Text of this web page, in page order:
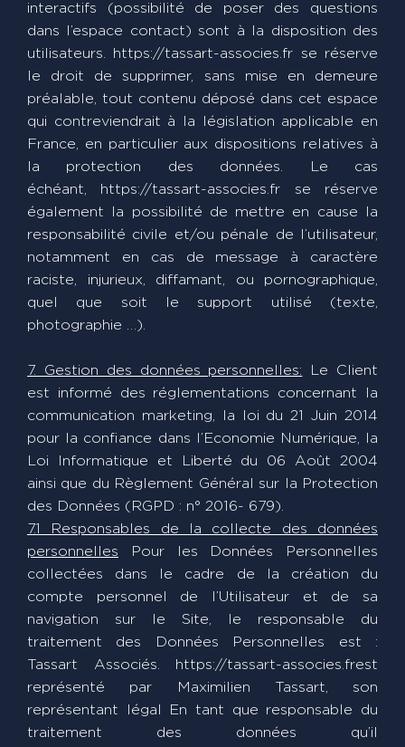
interactifs (possibilité de poser des questions
dans l’espace contact) sont à la disposition des
utilisateurs. https://tassart-associes.fr se réserve
le droit de supprimer, sans mise en demeure
préalable, tout contenu déposé dans cet espace
qui contreviendrait à la législation applicable en
France, en particulier aux dispositions relatives à
la protection des données. Le cas
échéant, https://tassart-associes.fr se réserve
également la possibilité de mettre en cause la
responsabilité civile et/ou pénale de l’utilisateur,
notamment en cas de message à caractère
raciste, injurieux, diffamant, ou pornographique,
quel que soit le support utilisé (texte,
photographie …).
7. Gestion des données personnelles: Le Client
est informé des réglementations concernant la
communication marketing, la loi du 21 Juin 2014
pour la confiance dans l’Economie Numérique, la
Loi Informatique et Liberté du 06 Août 2004
ainsi que du Règlement Général sur la Protection
des Données (RGPD : n° 2016- 679).
7.1 Responsables de la collecte des données
personnelles Pour les Données Personnelles
collectées dans le cadre de la création du
compte personnel de l’Utilisateur et de sa
navigation sur le Site, le responsable du
traitement des Données Personnelles est :
Tassart Associés. https://tassart-associes.frest
représenté par Maximilien Tassart, son
représentant légal En tant que responsable du
traitement des données qu’il